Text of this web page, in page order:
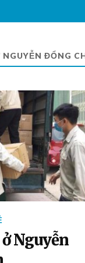
ĐỔNG
Nguyễn